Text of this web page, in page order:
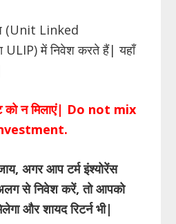
(Unit Linked
में निवेश करते हैं| यहाँ
न मिलाएं| Do not mix
अगर आप टर्म इंश्योरेंस
से निवेश करें, तो आपको
और शायद रिटर्न भी|